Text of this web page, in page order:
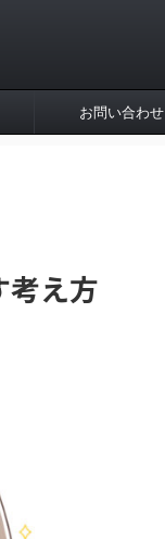
お問い合わせ
考え方